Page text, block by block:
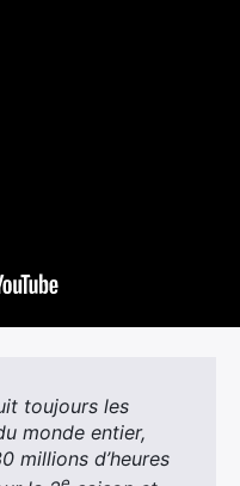
toujours les
monde entier,
millions d’heures